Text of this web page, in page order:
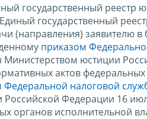
государственный реестр
государственный
(направления) заявителю
приказом
Министерством юстиции
актов
Федеральной налоговой
Федерации 16
органов исполнительной